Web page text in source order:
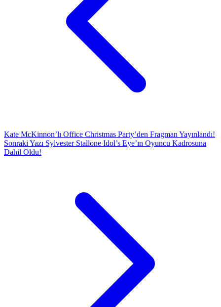
Kate McKinnon’lı Office Christmas Party’den Fragman Yayınlandı!
Sonraki Yazı Sylvester Stallone Idol’s Eye’ın Oyuncu Kadrosuna
Dahil Oldu!